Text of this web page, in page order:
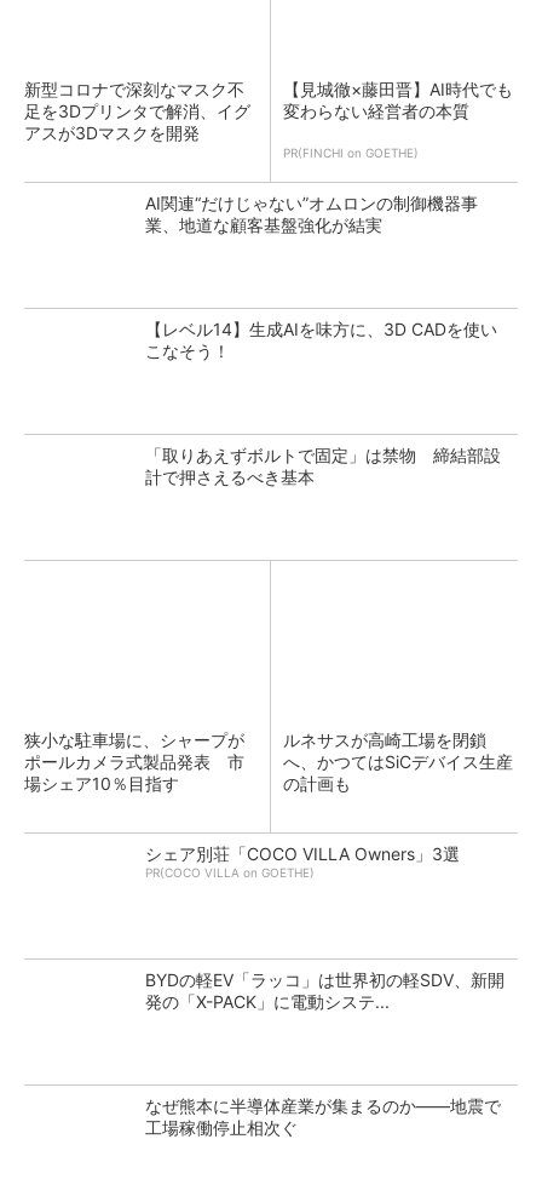
新型コロナで深刻なマスク不
足を3Dプリンタで解消、イグ
アスが3Dマスクを開発
【見城徹×藤田晋】AI時代でも
変わらない経営者の本質
PR(FINCHI on GOETHE)
AI関連“だけじゃない”オムロンの制御機器事
業、地道な顧客基盤強化が結実
【レベル14】生成AIを味方に、3D CADを使い
こなそう！
「取りあえずボルトで固定」は禁物 締結部設
計で押さえるべき基本
狭小な駐車場に、シャープが
ポールカメラ式製品発表 市
場シェア10％目指す
ルネサスが高崎工場を閉鎖
へ、かつてはSiCデバイス生産
の計画も
シェア別荘「COCO VILLA Owners」3選
PR(COCO VILLA on GOETHE)
BYDの軽EV「ラッコ」は世界初の軽SDV、新開
発の「X-PACK」に電動システ...
なぜ熊本に半導体産業が集まるのか――地震で
工場稼働停止相次ぐ